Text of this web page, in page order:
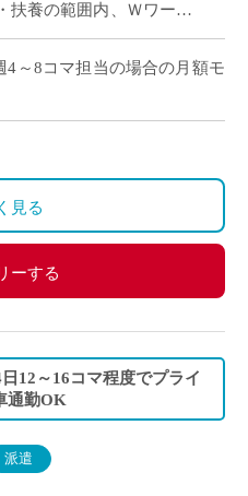
扶養の範囲内、Ｗワーク
常勤講師 […]
4～8コマ担当の場合の月額モ
見る
ーする
12～16コマ程度でプライ
通勤OK
派遣